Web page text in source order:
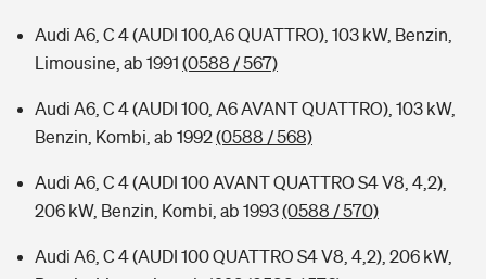
Audi A6, C 4 (AUDI 100,A6 QUATTRO), 103 kW, Benzin,
Limousine, ab 1991 (0588 / 567)
Audi A6, C 4 (AUDI 100, A6 AVANT QUATTRO), 103 kW,
Benzin, Kombi, ab 1992(0588 / 568)
Audi A6, C 4 (AUDI 100 AVANT QUATTRO S4 V8, 4,2),
206 kW, Benzin, Kombi, ab 1993(0588 / 570)
Audi A6, C 4 (AUDI 100 QUATTRO S4 V8, 4,2), 206 kW,